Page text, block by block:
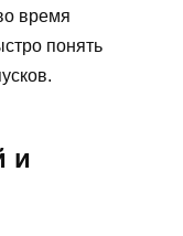
время
понять
и